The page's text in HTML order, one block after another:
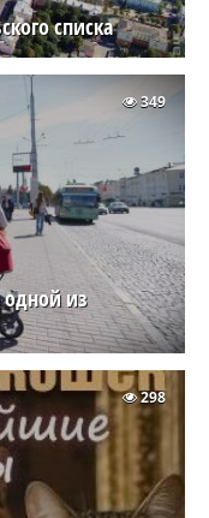
списка
одной из
349
298